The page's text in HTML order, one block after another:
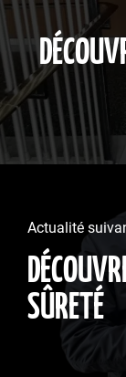
Actualité
SÛRETÉ